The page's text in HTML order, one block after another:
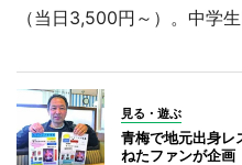
（当日3,500円～）。中学生
見る・遊ぶ
青梅で地元出身レ
ねたファンが企画